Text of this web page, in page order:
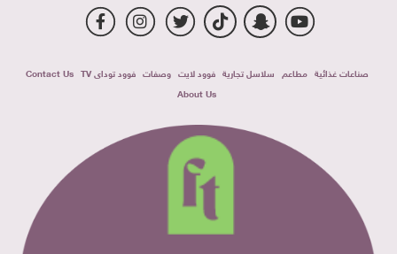
صناعات غذائية مطاعم سلاسل تجارية فوود لايت وصفات فوود توداى TV
Contact Us
About Us